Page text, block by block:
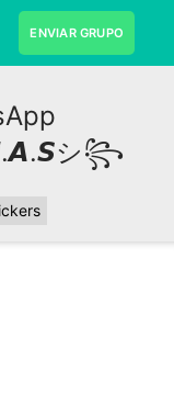
ENVIAR GRUPO
シ︎꧂